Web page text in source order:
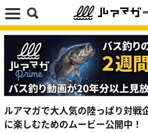
ルアマガで大人気の陸っぱり対戦
に楽しむためのムービー公開中！